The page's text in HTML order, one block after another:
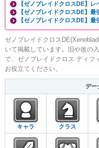
【ゼノブレイドクロスDE】
【ゼノブレイドクロスDE】
【ゼノブレイドクロスDE】最
ゼノブレイドクロス
いて掲載しています。旧や改の
で、ゼノブレイドクロス ディフ
お役立てください。
デー
キャラ クラス